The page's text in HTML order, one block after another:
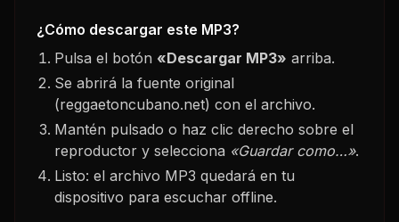
¿Cómo descargar este MP3?
Pulsa el botón «Descargar MP3» arriba.
Se abrirá la fuente original
(reggaetoncubano.net) con el archivo.
Mantén pulsado o haz clic derecho sobre el
reproductor y selecciona «Guardar como…».
Listo: el archivo MP3 quedará en tu
dispositivo para escuchar offline.